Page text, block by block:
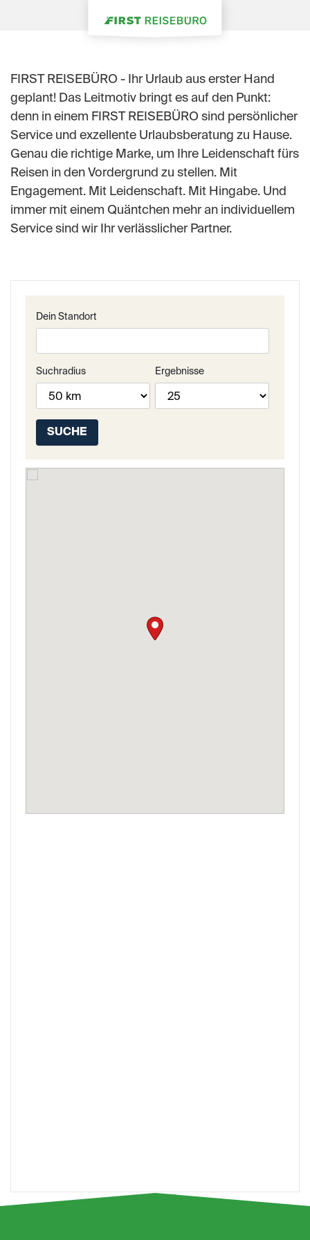
FIRST REISEBÜRO - Ihr Urlaub aus erster Hand
geplant! Das Leitmotiv bringt es auf den Punkt:
denn in einem FIRST REISEBÜRO sind persönlicher
Service und exzellente Urlaubsberatung zu Hause.
Genau die richtige Marke, um Ihre Leidenschaft fürs
Reisen in den Vordergrund zu stellen. Mit
Engagement. Mit Leidenschaft. Mit Hingabe. Und
immer mit einem Quäntchen mehr an individuellem
Service sind wir Ihr verlässlicher Partner.
Dein Standort
Suchradius Ergebnisse